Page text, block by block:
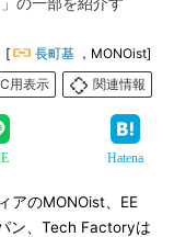
[ 長町基 ，MONOist]
用表示
関連情報
Hatena
アのMONOist、EE
ン、Tech Factoryは